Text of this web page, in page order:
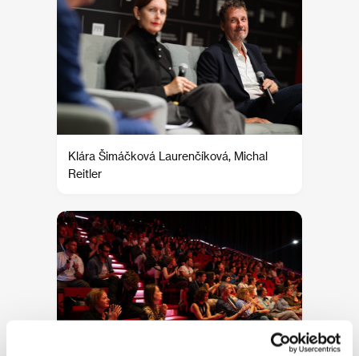
Klára Šimáčková Laurenčíková, Michal
Reitler